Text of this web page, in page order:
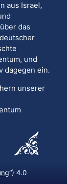
aus Israel,
das
und
dagegen ein.
unserer
“) 4.0